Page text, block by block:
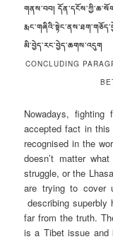
གནས་བབ།
མི་བྱེད་རང་བྱེད་ཆགས་འདུག
CONCLUDING
Nowadays, fighting
accepted fact in
recognised in the
doesn’t matter
struggle, or the
are trying to cover
describing
far from the truth.
is a Tibet issue and